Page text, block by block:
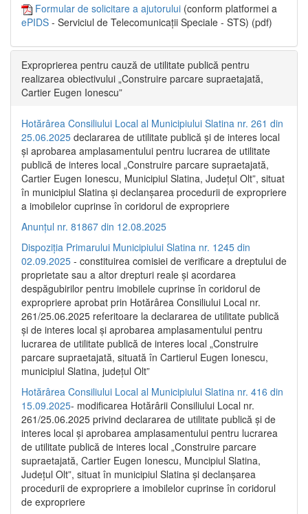
Formular de solicitare a ajutorului (conform platformei a
ePIDS - Serviciul de Telecomunicații Speciale - STS) (pdf)
Exproprierea pentru cauză de utilitate publică pentru
realizarea obiectivului „Construire parcare supraetajată,
Cartier Eugen Ionescu”
Hotărârea Consiliului Local al Municipiului Slatina nr. 261 din
25.06.2025 declararea de utilitate publică și de interes local
și aprobarea amplasamentului pentru lucrarea de utilitate
publică de interes local „Construire parcare supraetajată,
Cartier Eugen Ionescu, Municipiul Slatina, Județul Olt”, situat
în municipiul Slatina și declanșarea procedurii de expropriere
a imobilelor cuprinse în coridorul de expropriere
Anunțul nr. 81867 din 12.08.2025
Dispoziția Primarului Municipiului Slatina nr. 1245 din
02.09.2025 - constituirea comisiei de verificare a dreptului de
proprietate sau a altor drepturi reale și acordarea
despăgubirilor pentru imobilele cuprinse în coridorul de
expropriere aprobat prin Hotărârea Consiliului Local nr.
261/25.06.2025 referitoare la declararea de utilitate publică
și de interes local și aprobarea amplasamentului pentru
lucrarea de utilitate publică de interes local „Construire
parcare supraetajată, situată în Cartierul Eugen Ionescu,
municipiul Slatina, județul Olt”
Hotărârea Consiliului Local al Municipiului Slatina nr. 416 din
15.09.2025- modificarea Hotărârii Consiliului Local nr.
261/25.06.2025 privind declararea de utilitate publică și de
interes local și aprobarea amplasamentului pentru lucrarea
de utilitate publică de interes local „Construire parcare
supraetajată, Cartier Eugen Ionescu, Muncipiul Slatina,
Județul Olt”, situat în municipiul Slatina și declanșarea
procedurii de expropriere a imobilelor cuprinse în coridorul
de expropriere